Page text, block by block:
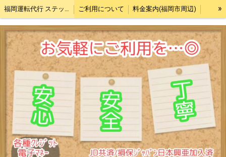
福岡運転代行 ステップ ご利用について 料金案内(福岡市周辺)
対応エリア(福岡市周辺) 求人
»